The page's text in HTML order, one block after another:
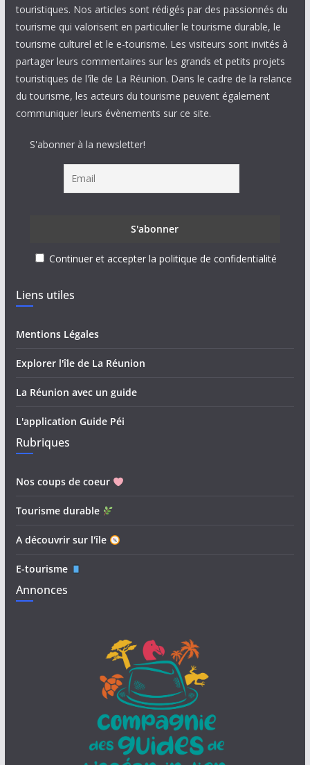
touristiques. Nos articles sont rédigés par des passionnés du
tourisme qui valorisent en particulier le tourisme durable, le
tourisme culturel et le e-tourisme. Les visiteurs sont invités à
partager leurs commentaires sur les grands et petits projets
touristiques de l'île de La Réunion. Dans le cadre de la relance
du tourisme, les acteurs du tourisme peuvent également
communiquer leurs évènements sur ce site.
S'abonner à la newsletter!
Continuer et accepter la politique de confidentialité
Liens utiles
Mentions Légales
Explorer l'île de La Réunion
La Réunion avec un guide
L'application Guide Péi
Rubriques
Nos coups de coeur
Tourisme durable
A découvrir sur l'île
E-tourisme
Annonces